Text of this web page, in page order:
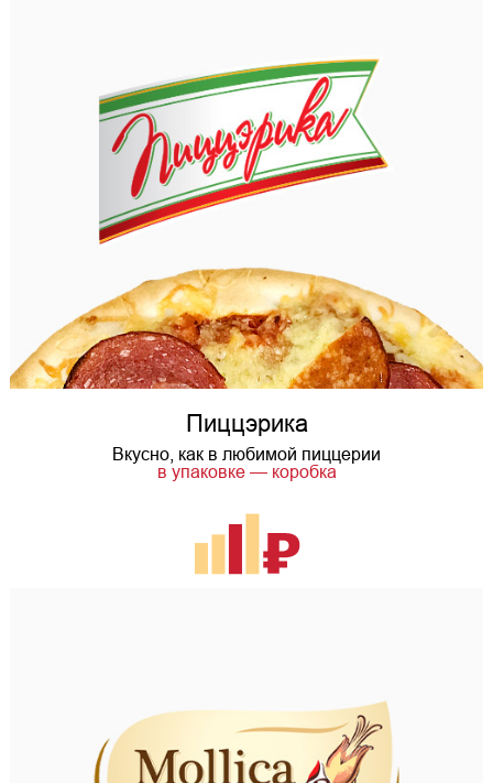
Пиццэрика
Вкусно, как в любимой пиццерии
в упаковке — коробка